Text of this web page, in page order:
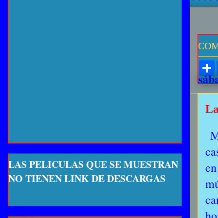
r
LAS PELICULAS QUE SE MUESTRAN
NO TIENEN LINK DE DESCARGAS